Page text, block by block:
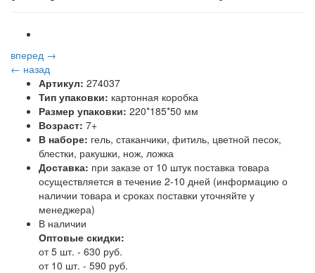
вперед →
← назад
Артикул: 274037
Тип упаковки: картонная коробка
Размер упаковки: 220*185*50 мм
Возраст: 7+
В наборе: гель, стаканчики, фитиль, цветной песок,
блестки, ракушки, нож, ложка
Доставка: при заказе от 10 штук поставка товара
осуществляется в течение 2-10 дней (информацию о
наличии товара и сроках поставки уточняйте у
менеджера)
В наличии
Оптовые скидки:
от 5 шт. - 630 руб.
от 10 шт. - 590 руб.